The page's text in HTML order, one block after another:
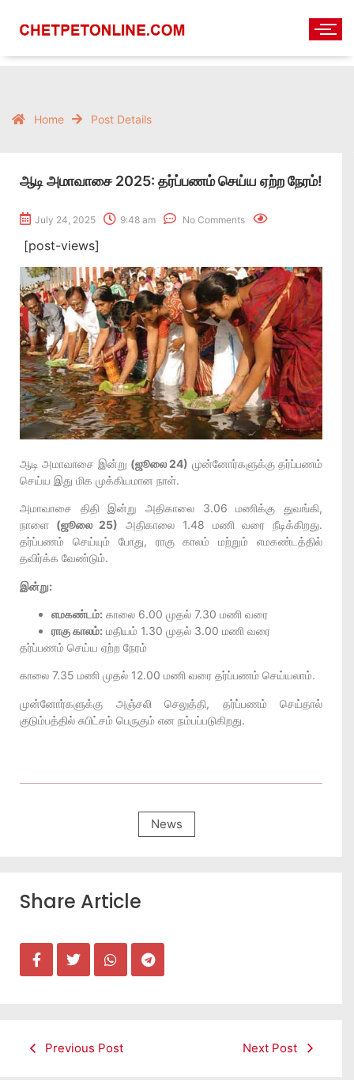
Home Post Details
ஆடி அமாவாசை 2025: தர்ப்பணம் செய்ய ஏற்ற நேரம்!
July 24, 2025 9:48 am No Comments
[post-views]
ஆடி அமாவாசை இன்று (ஜூலை 24) முன்னோர்களுக்கு தர்ப்பணம்
செய்ய இது மிக முக்கியமான நாள்.
அமாவாசை திதி இன்று அதிகாலை 3.06 மணிக்கு துவங்கி,
நாளை (ஜூலை 25) அதிகாலை 1.48 மணி வரை நீடிக்கிறது.
தர்ப்பணம் செய்யும் போது, ராகு காலம் மற்றும் எமகண்டத்தில்
தவிர்க்க வேண்டும்.
இன்று:
எமகண்டம்: காலை 6.00 முதல் 7.30 மணி வரை
ராகு காலம்: மதியம் 1.30 முதல் 3.00 மணி வரை
தர்ப்பணம் செய்ய ஏற்ற நேரம்
காலை 7.35 மணி முதல் 12.00 மணி வரை தர்ப்பணம் செய்யலாம்.
முன்னோர்களுக்கு அஞ்சலி செலுத்தி, தர்ப்பணம் செய்தால்
குடும்பத்தில் சுபிட்சம் பெருகும் என நம்பப்படுகிறது.
News
Share Article
Previous Post Next Post